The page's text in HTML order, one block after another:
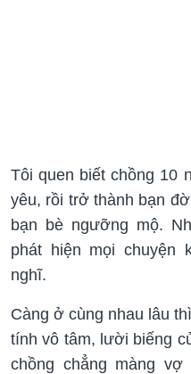
Tôi quen biết chồng 10
yêu, rồi trở thành bạn
bạn bè ngưỡng mộ.
phát hiện mọi chuyện
nghĩ.
Càng ở cùng nhau lâu
tính vô tâm, lười biếng
chồng chẳng màng